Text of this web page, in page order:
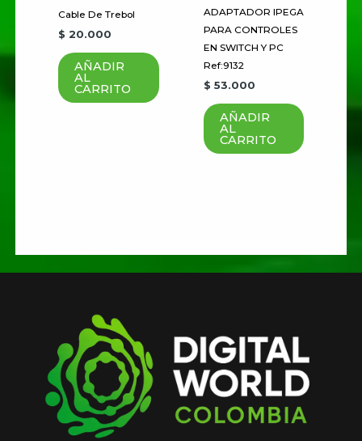
electrónico y sitio web en este
navegador para la próxima vez
que haga un comentario.
Cable De Trebol
$ 20.000
AÑADIR
AL
CARRITO
ADAPTADOR IPEGA
PARA CONTROLES
EN SWITCH Y PC
Ref:9132
$ 53.000
AÑADIR
AL
CARRITO